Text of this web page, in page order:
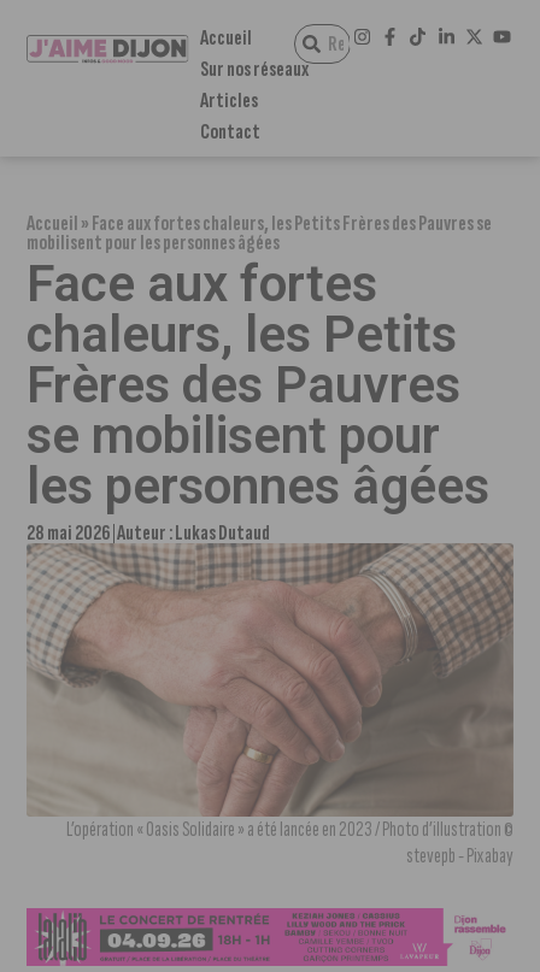
Accueil
Sur nos réseaux
Articles
Contact
Accueil»Face aux fortes chaleurs, les Petits Frères des Pauvres se
mobilisent pour les personnes âgées
Face aux fortes
chaleurs, les Petits
Frères des Pauvres
se mobilisent pour
les personnes âgées
28 mai 2026 Auteur :Lukas Dutaud
L’opération « Oasis Solidaire » a été lancée en 2023 / Photo d’illustration ©
stevepb - Pixabay